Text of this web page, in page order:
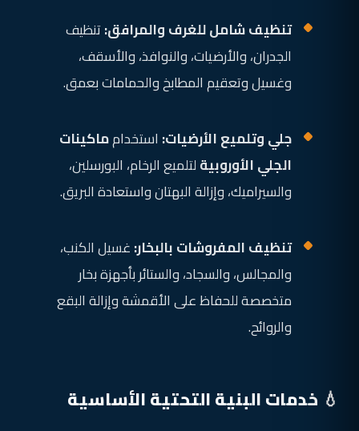
تنظيف شامل للغرف والمرافق:تنظيف
الجدران، والأرضيات، والنوافذ، والأسقف،
وغسيل وتعقيم المطابخ والحمامات بعمق.
جلي وتلميع الأرضيات: استخدامماكينات
الجلي الأوروبيةلتلميع الرخام، البورسلين،
والسيراميك، وإزالة البهتان واستعادة البريق.
تنظيف المفروشات بالبخار:غسيل الكنب،
والمجالس، والسجاد، والستائر بأجهزة بخار
متخصصة للحفاظ على الأقمشة وإزالة البقع
والروائح.
💧 خدمات البنية التحتية الأساسية